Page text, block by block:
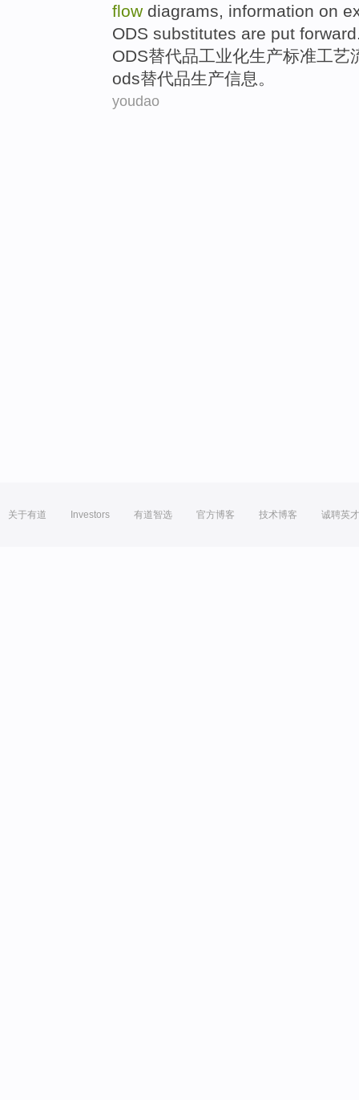
flow diagrams information on
ODS substitutes are put
ODS替代品工业化生产标准工艺
ods替代品生产信息 。
youdao
关于有道 Investors 有道智选 官方博客 技术博客 诚聘英才